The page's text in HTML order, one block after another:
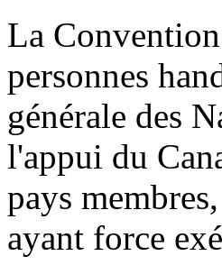
La
personnes
générale des
l'appui du
pays
ayant force